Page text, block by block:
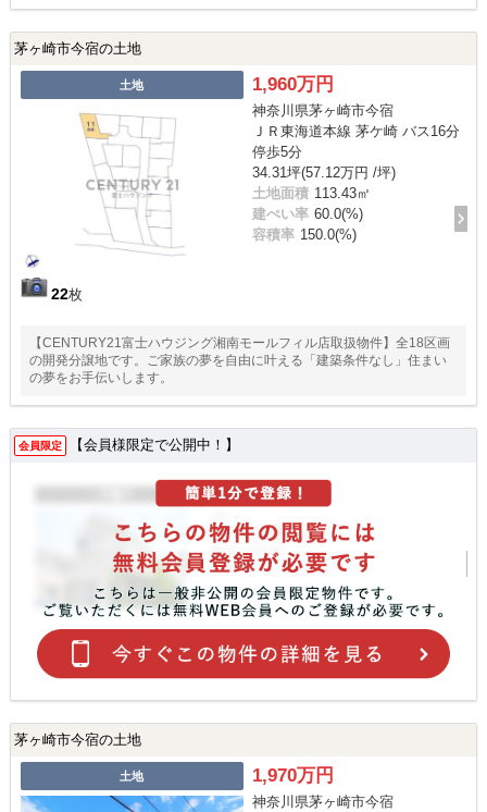
茅ヶ崎市今宿の土地
土地
22枚
1,960万円
神奈川県茅ヶ崎市今宿
ＪＲ東海道本線 茅ケ崎 バス16分
停歩5分
34.31坪(57.12万円 /坪)
土地面積 113.43㎡
建ぺい率 60.0(%)
容積率 150.0(%)
【CENTURY21富士ハウジング湘南モールフィル店取扱物件】全18区画
の開発分譲地です。ご家族の夢を自由に叶える「建築条件なし」住まい
の夢をお手伝いします。
会員限定 【会員様限定で公開中！】
茅ヶ崎市今宿の土地
土地 1,970万円
神奈川県茅ヶ崎市今宿